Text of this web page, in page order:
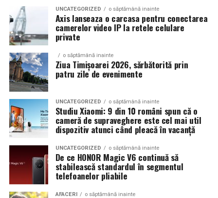
Echilibrul dintre estetica si utilizare reala
Un aspect specific evenimentelor auto din Cluj este
prezenta multor masini care nu sunt doar proiecte de
show, ci si vehicule utilizate zilnic. Proprietarii acestora
cauta solutii care sa le permita sa participe la
evenimente fara a sacrifica complet confortul sau
siguranta pe drumurile publice.
In acest context, anvelopele alese trebuie sa ofere un
echilibru intre aspect si functionalitate. Multi pasionati
opteaza pentru anvelope care arata bine la show, dar
care pot fi folosite si in conditii reale de trafic,
indiferent de vreme sau sezon.
De ce conteaza tipul de anvelopa la evenimentele din
Cluj
UNCATEGORIZED o săptămână inainte
Axis lanseaza o carcasa pentru conectarea
camerelor video IP la retele celulare
private
o săptămână inainte
Ziua Timișoarei 2026, sărbătorită prin
patru zile de evenimente
UNCATEGORIZED o săptămână inainte
Studiu Xiaomi: 9 din 10 români spun că o
cameră de supraveghere este cel mai util
dispozitiv atunci când pleacă în vacanță
UNCATEGORIZED o săptămână inainte
De ce HONOR Magic V6 continuă să
stabilească standardul în segmentul
telefoanelor pliabile
AFACERI o săptămână inainte